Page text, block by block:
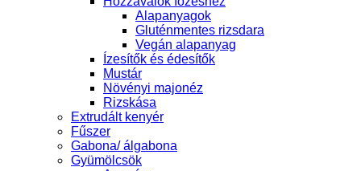
Alapanyagok
Gluténmentes rizsdara
Vegán alapanyag
Ízesítők és édesítők
Mustár
Növényi majonéz
Rizskása
Extrudált kenyér
Fűszer
Gabona/ álgabona
Gyümölcsök